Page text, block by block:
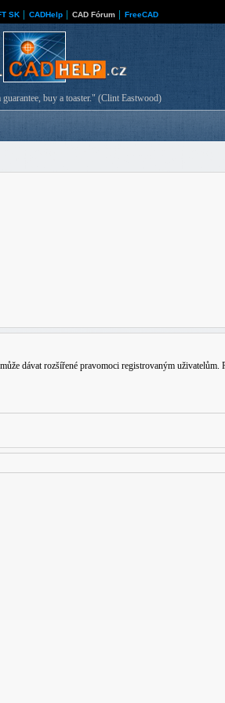
SK CADHelp CAD Fórum FreeCAD
buy a toaster." (Clint Eastwood)
dávat rozšířené pravomoci registrovaným